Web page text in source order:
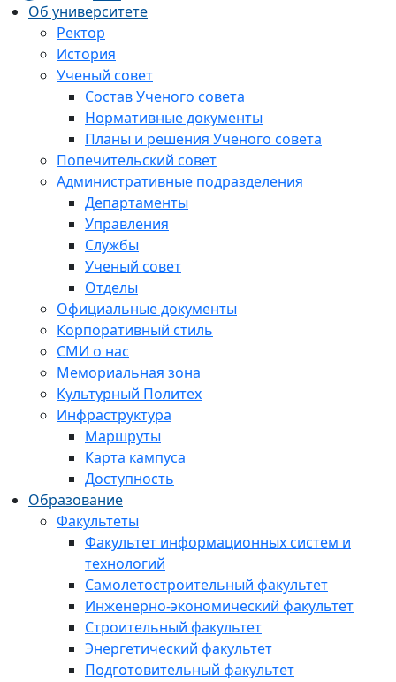
Об университете
Ректор
История
Ученый совет
Состав Ученого совета
Нормативные документы
Планы и решения Ученого совета
Попечительский совет
Административные подразделения
Департаменты
Управления
Службы
Ученый совет
Отделы
Официальные документы
Корпоративный стиль
СМИ о нас
Мемориальная зона
Культурный Политех
Инфраструктура
Маршруты
Карта кампуса
Доступность
Образование
Факультеты
Факультет информационных систем и
технологий
Самолетостроительный факультет
Инженерно-экономический факультет
Строительный факультет
Энергетический факультет
Подготовительный факультет